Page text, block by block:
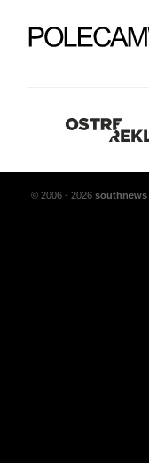
© 2006 - 2026 southnews